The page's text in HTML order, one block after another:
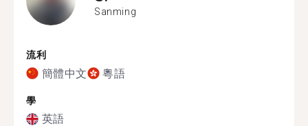
Sanming
流利
簡體中文 粵語
學
英語